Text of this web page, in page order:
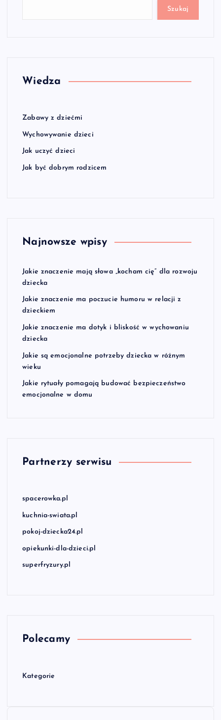
Szukaj
Wiedza
Zabawy z dziećmi
Wychowywanie dzieci
Jak uczyć dzieci
Jak być dobrym rodzicem
Najnowsze wpisy
Jakie znaczenie mają słowa „kocham cię” dla rozwoju
dziecka
Jakie znaczenie ma poczucie humoru w relacji z
dzieckiem
Jakie znaczenie ma dotyk i bliskość w wychowaniu
dziecka
Jakie są emocjonalne potrzeby dziecka w różnym
wieku
Jakie rytuały pomagają budować bezpieczeństwo
emocjonalne w domu
Partnerzy serwisu
spacerowka.pl
kuchnia-swiata.pl
pokoj-dziecka24.pl
opiekunki-dla-dzieci.pl
superfryzury.pl
Polecamy
Kategorie